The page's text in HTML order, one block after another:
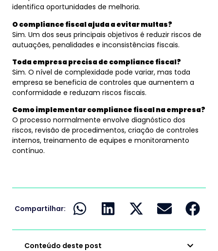
identifica oportunidades de melhoria.
O compliance fiscal ajuda a evitar multas?
Sim. Um dos seus principais objetivos é reduzir riscos de
autuações, penalidades e inconsistências fiscais.
Toda empresa precisa de compliance fiscal?
Sim. O nível de complexidade pode variar, mas toda
empresa se beneficia de controles que aumentem a
conformidade e reduzam riscos fiscais.
Como implementar compliance fiscal na empresa?
O processo normalmente envolve diagnóstico dos
riscos, revisão de procedimentos, criação de controles
internos, treinamento de equipes e monitoramento
contínuo.
Compartilhar:
Conteúdo deste post